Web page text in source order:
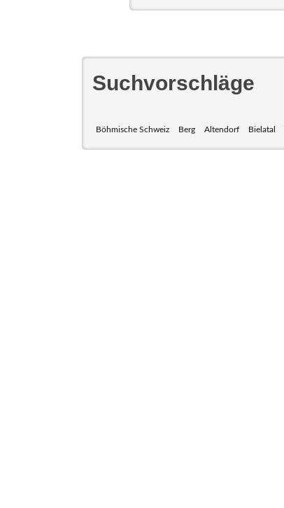
Suchvorschläge
Böhmische Schweiz Berg Altendorf Bielatal